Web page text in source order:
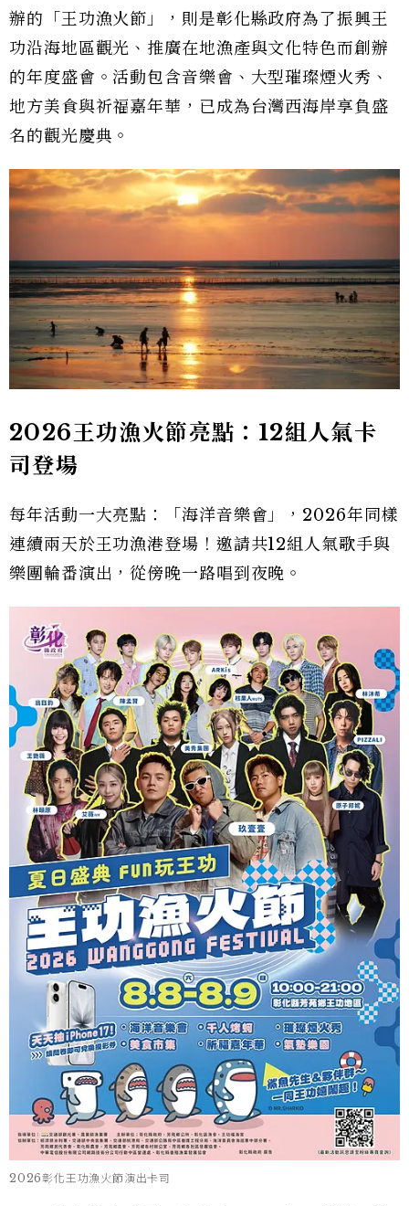
辦的「王功漁火節」，則是彰化縣政府為了振興王
功沿海地區觀光、推廣在地漁產與文化特色而創辦
的年度盛會。活動包含音樂會、大型璀璨煙火秀、
地方美食與祈福嘉年華，已成為台灣西海岸享負盛
名的觀光慶典。
2026王功漁火節亮點：12組人氣卡
司登場
每年活動一大亮點：「海洋音樂會」，2026年同樣
連續兩天於王功漁港登場！邀請共12組人氣歌手與
樂團輪番演出，從傍晚一路唱到夜晚。
2026彰化王功漁火節演出卡司